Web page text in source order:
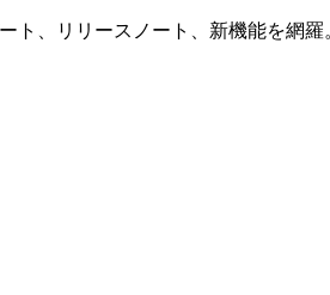
ト、リリースノート、新機能を網